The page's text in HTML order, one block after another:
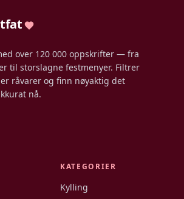
over 120 000 oppskrifter — fra
til storslagne festmenyer. Filtrer
råvarer og finn nøyaktig det
nå.
KATEGORIER
Kylling